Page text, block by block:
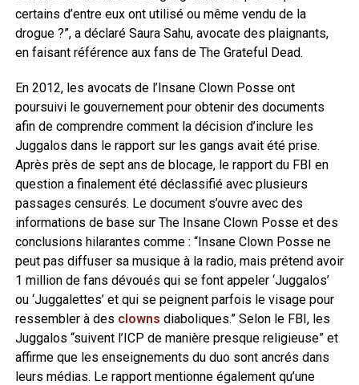
certains d’entre eux ont utilisé ou même vendu de la
drogue ?”, a déclaré Saura Sahu, avocate des plaignants,
en faisant référence aux fans de The Grateful Dead.
En 2012, les avocats de l’Insane Clown Posse ont
poursuivi le gouvernement pour obtenir des documents
afin de comprendre comment la décision d’inclure les
Juggalos dans le rapport sur les gangs avait été prise.
Après près de sept ans de blocage, le rapport du FBI en
question a finalement été déclassifié avec plusieurs
passages censurés. Le document s’ouvre avec des
informations de base sur The Insane Clown Posse et des
conclusions hilarantes comme : “Insane Clown Posse ne
peut pas diffuser sa musique à la radio, mais prétend avoir
1 million de fans dévoués qui se font appeler ‘Juggalos’
ou ‘Juggalettes’ et qui se peignent parfois le visage pour
ressembler à des clowns diaboliques.” Selon le FBI, les
Juggalos “suivent l’ICP de manière presque religieuse” et
affirme que les enseignements du duo sont ancrés dans
leurs médias. Le rapport mentionne également qu’une